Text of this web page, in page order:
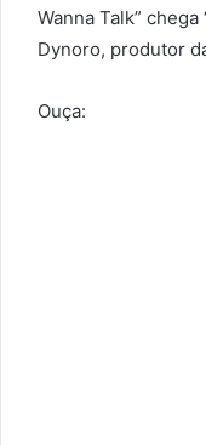
Wanna Talk”
Dynoro, produtor
Ouça: